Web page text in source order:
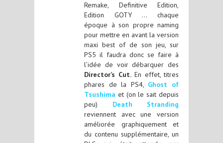
Remake, Definitive Edition,
Edition GOTY … chaque
époque à son propre naming
pour mettre en avant la version
maxi best of de son jeu, sur
PS5 il faudra donc se faire à
l’idée de voir débarquer des
Director’s Cut.En effet, titres
phares de la PS4, Ghost of
Tsushima et (on le sait depuis
peu) Death Stranding
reviennent avec une version
améliorée graphiquement et
du contenu supplémentaire, un